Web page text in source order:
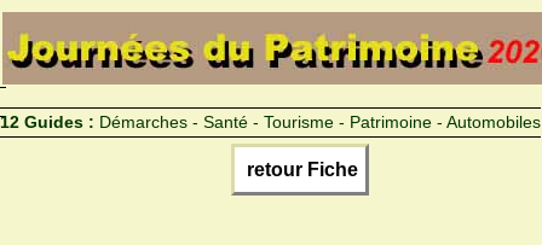
12 Guides : Démarches - Santé - Tourisme - Patrimoine - Automobiles
retour Fiche